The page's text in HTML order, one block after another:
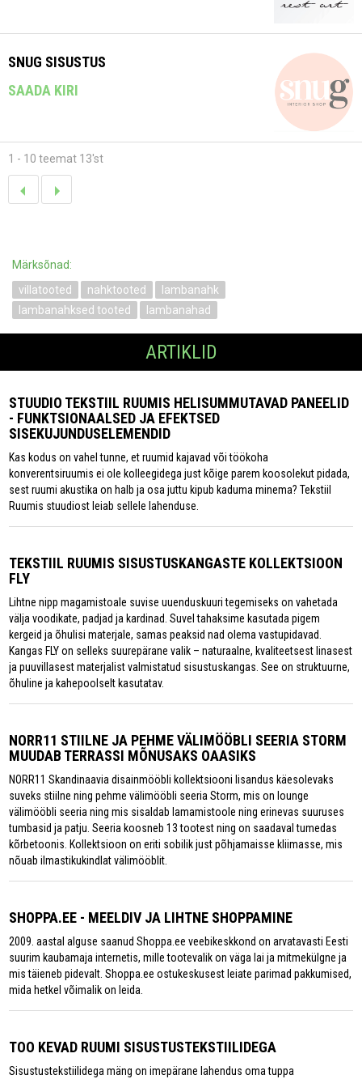
SNUG SISUSTUS
SAADA KIRI
1 - 10 teemat 13'st
Märksõnad:
villatooted
nahktooted
lambanahk
lambanahksed tooted
lambanahad
ARTIKLID
STUUDIO TEKSTIIL RUUMIS HELISUMMUTAVAD PANEELID
- FUNKTSIONAALSED JA EFEKTSED
SISEKUJUNDUSELEMENDID
Kas kodus on vahel tunne, et ruumid kajavad või töökoha
konverentsiruumis ei ole kolleegidega just kõige parem koosolekut pidada,
sest ruumi akustika on halb ja osa juttu kipub kaduma minema? Tekstiil
Ruumis stuudiost leiab sellele lahenduse.
TEKSTIIL RUUMIS SISUSTUSKANGASTE KOLLEKTSIOON
FLY
Lihtne nipp magamistoale suvise uuenduskuuri tegemiseks on vahetada
välja voodikate, padjad ja kardinad. Suvel tahaksime kasutada pigem
kergeid ja õhulisi materjale, samas peaksid nad olema vastupidavad.
Kangas FLY on selleks suurepärane valik – naturaalne, kvaliteetsest linasest
ja puuvillasest materjalist valmistatud sisustuskangas. See on struktuurne,
õhuline ja kahepoolselt kasutatav.
NORR11 STIILNE JA PEHME VÄLIMÖÖBLI SEERIA STORM
MUUDAB TERRASSI MÕNUSAKS OAASIKS
NORR11 Skandinaavia disainmööbli kollektsiooni lisandus käesolevaks
suveks stiilne ning pehme välimööbli seeria Storm, mis on lounge
välimööbli seeria ning mis sisaldab lamamistoole ning erinevas suuruses
tumbasid ja patju. Seeria koosneb 13 tootest ning on saadaval tumedas
kõrbetoonis. Kollektsioon on eriti sobilik just põhjamaisse kliimasse, mis
nõuab ilmastikukindlat välimööblit.
SHOPPA.EE - MEELDIV JA LIHTNE SHOPPAMINE
2009. aastal alguse saanud Shoppa.ee veebikeskkond on arvatavasti Eesti
suurim kaubamaja internetis, mille tootevalik on väga lai ja mitmekülgne ja
mis täieneb pidevalt. Shoppa.ee ostukeskusest leiate parimad pakkumised,
mida hetkel võimalik on leida.
TOO KEVAD RUUMI SISUSTUSTEKSTIILIDEGA
Sisustustekstiilidega mäng on imepärane lahendus oma tuppa